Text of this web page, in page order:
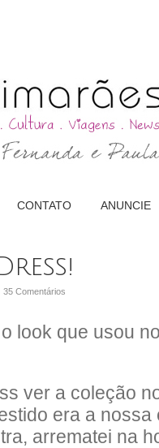
CONTATO ANUNCIE
35 Comentários
look que usou
ver a coleção
era a nossa
arrematei na